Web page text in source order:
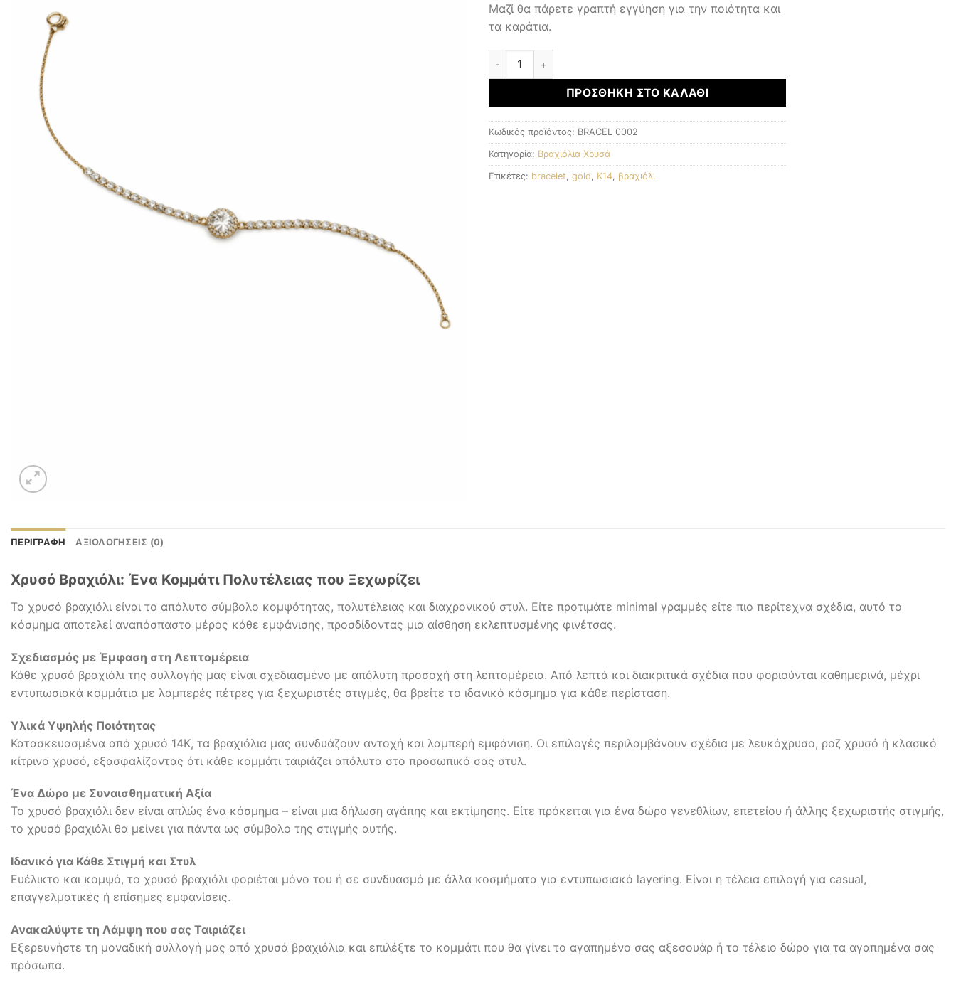
Μαζί θα πάρετε γραπτή εγγύηση για την ποιότητα και
τα καράτια.
Χρυσό Βραχιόλι Κ14 ποσότητα
ΠΡΟΣΘΉΚΗ ΣΤΟ ΚΑΛΆΘΙ
Κωδικός προϊόντος: BRACEL 0002
Κατηγορία: Βραχιόλια Χρυσά
Ετικέτες: bracelet, gold, K14, βραχιόλι
ΠΕΡΙΓΡΑΦΉ ΑΞΙΟΛΟΓΉΣΕΙΣ (0)
Χρυσό Βραχιόλι: Ένα Κομμάτι Πολυτέλειας που Ξεχωρίζει
Το χρυσό βραχιόλι είναι το απόλυτο σύμβολο κομψότητας, πολυτέλειας και διαχρονικού στυλ. Είτε προτιμάτε minimal γραμμές είτε πιο περίτεχνα σχέδια, αυτό το
κόσμημα αποτελεί αναπόσπαστο μέρος κάθε εμφάνισης, προσδίδοντας μια αίσθηση εκλεπτυσμένης φινέτσας.
Σχεδιασμός με Έμφαση στη Λεπτομέρεια
Κάθε χρυσό βραχιόλι της συλλογής μας είναι σχεδιασμένο με απόλυτη προσοχή στη λεπτομέρεια. Από λεπτά και διακριτικά σχέδια που φοριούνται καθημερινά, μέχρι
εντυπωσιακά κομμάτια με λαμπερές πέτρες για ξεχωριστές στιγμές, θα βρείτε το ιδανικό κόσμημα για κάθε περίσταση.
Υλικά Υψηλής Ποιότητας
Κατασκευασμένα από χρυσό 14Κ, τα βραχιόλια μας συνδυάζουν αντοχή και λαμπερή εμφάνιση. Οι επιλογές περιλαμβάνουν σχέδια με λευκόχρυσο, ροζ χρυσό ή κλασικό
κίτρινο χρυσό, εξασφαλίζοντας ότι κάθε κομμάτι ταιριάζει απόλυτα στο προσωπικό σας στυλ.
Ένα Δώρο με Συναισθηματική Αξία
Το χρυσό βραχιόλι δεν είναι απλώς ένα κόσμημα – είναι μια δήλωση αγάπης και εκτίμησης. Είτε πρόκειται για ένα δώρο γενεθλίων, επετείου ή άλλης ξεχωριστής στιγμής,
το χρυσό βραχιόλι θα μείνει για πάντα ως σύμβολο της στιγμής αυτής.
Ιδανικό για Κάθε Στιγμή και Στυλ
Ευέλικτο και κομψό, το χρυσό βραχιόλι φοριέται μόνο του ή σε συνδυασμό με άλλα κοσμήματα για εντυπωσιακό layering. Είναι η τέλεια επιλογή για casual,
επαγγελματικές ή επίσημες εμφανίσεις.
Ανακαλύψτε τη Λάμψη που σας Ταιριάζει
Εξερευνήστε τη μοναδική συλλογή μας από χρυσά βραχιόλια και επιλέξτε το κομμάτι που θα γίνει το αγαπημένο σας αξεσουάρ ή το τέλειο δώρο για τα αγαπημένα σας
πρόσωπα.